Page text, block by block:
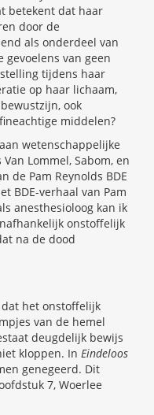
betekent dat haar
door de
als onderdeel van
gevoelens van geen
tijdens haar
op haar lichaam,
ook
middelen?
wetenschappelijke
Lommel, Sabom, en
de Pam Reynolds BDE
BDE-verhaal van Pam
anesthesioloog kan ik
onstoffelijk
na de dood
het onstoffelijk
van de hemel
deugdelijk bewijs
kloppen. In Eindeloos
genegeerd. Dit
7, Woerlee